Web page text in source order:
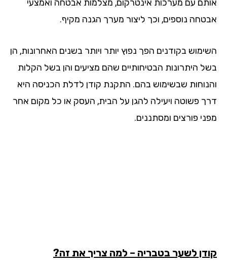
עם מערכות אינטרקום, מצלמות אבטחה ואמצעי
נוספים, וכך ליצור מערך הגנה מקיף.
בקודנים הפך נפוץ יותר ויותר בשנים האחרונות, הן
היתרונות הבטיחותיים שהם מציעים והן בשל הקלות
שבשימוש בהם. התקנת קודן לדלת הכניסה היא
פשוטה ויעילה להגן על הבית, העסק או כל מקום אחר
פורצים ומסתננים.
לשער בטבריה – למה צריך את זה?